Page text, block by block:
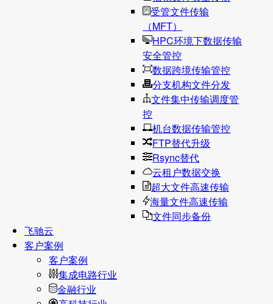
受管文件传输
（MFT）
HPC环境下数据传输
安全管控
数据跨境传输管控
分支机构文件分发
文件集中传输调度管
控
机台数据传输管控
FTP替代升级
Rsync替代
云租户数据交换
超大文件高速传输
海量文件高速传输
文件同步备份
飞驰云
客户案例
客户案例
集成电路行业
金融行业